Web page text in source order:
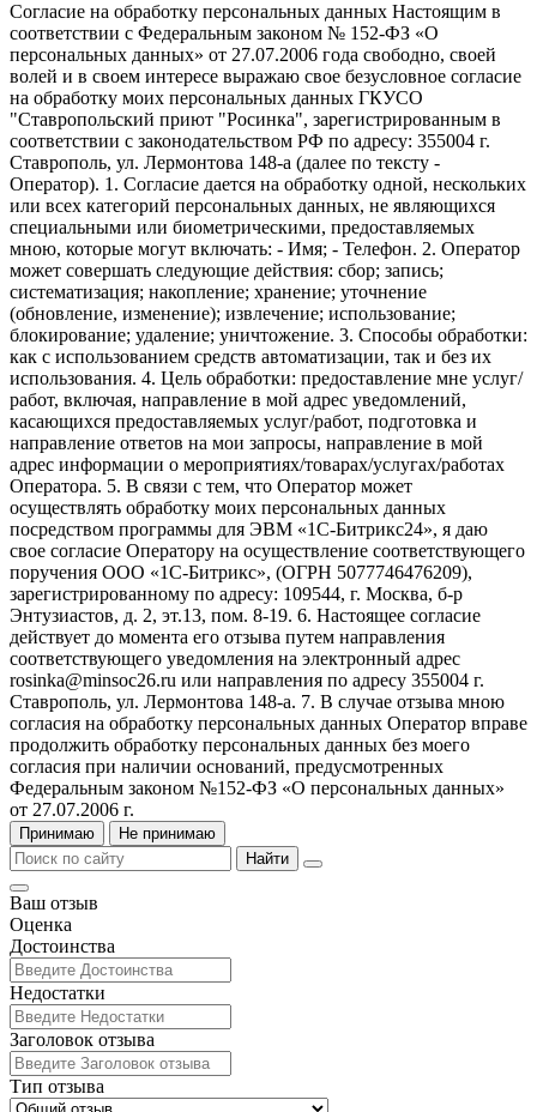
Согласие на обработку персональных данных Настоящим в
соответствии с Федеральным законом № 152-ФЗ «О
персональных данных» от 27.07.2006 года свободно, своей
волей и в своем интересе выражаю свое безусловное согласие
на обработку моих персональных данных ГКУСО
"Ставропольский приют "Росинка", зарегистрированным в
соответствии с законодательством РФ по адресу: 355004 г.
Ставрополь, ул. Лермонтова 148-а (далее по тексту -
Оператор). 1. Согласие дается на обработку одной, нескольких
или всех категорий персональных данных, не являющихся
специальными или биометрическими, предоставляемых
мною, которые могут включать: - Имя; - Телефон. 2. Оператор
может совершать следующие действия: сбор; запись;
систематизация; накопление; хранение; уточнение
(обновление, изменение); извлечение; использование;
блокирование; удаление; уничтожение. 3. Способы обработки:
как с использованием средств автоматизации, так и без их
использования. 4. Цель обработки: предоставление мне услуг/
работ, включая, направление в мой адрес уведомлений,
касающихся предоставляемых услуг/работ, подготовка и
направление ответов на мои запросы, направление в мой
адрес информации о мероприятиях/товарах/услугах/работах
Оператора. 5. В связи с тем, что Оператор может
осуществлять обработку моих персональных данных
посредством программы для ЭВМ «1С-Битрикс24», я даю
свое согласие Оператору на осуществление соответствующего
поручения ООО «1С-Битрикс», (ОГРН 5077746476209),
зарегистрированному по адресу: 109544, г. Москва, б-р
Энтузиастов, д. 2, эт.13, пом. 8-19. 6. Настоящее согласие
действует до момента его отзыва путем направления
соответствующего уведомления на электронный адрес
rosinka@minsoc26.ru или направления по адресу 355004 г.
Ставрополь, ул. Лермонтова 148-а. 7. В случае отзыва мною
согласия на обработку персональных данных Оператор вправе
продолжить обработку персональных данных без моего
согласия при наличии оснований, предусмотренных
Федеральным законом №152-ФЗ «О персональных данных»
от 27.07.2006 г.
Принимаю
Не принимаю
Найти
Ваш отзыв
Оценка
Достоинства
Недостатки
Заголовок отзыва
Тип отзыва